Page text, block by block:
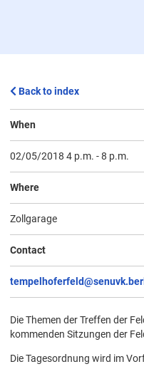
Back to index
When
02/05/2018 4 p.m. -8 p.m.
Where
Zollgarage
Contact
Die Themen der Treffen der
kommenden Sitzungen der
Die Tagesordnung wird im